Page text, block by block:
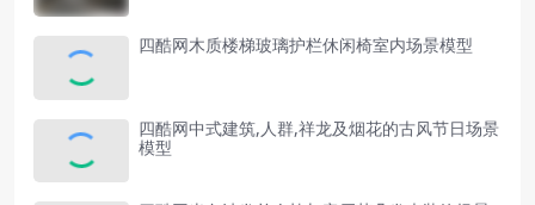
四酷网木质楼梯玻璃护栏休闲椅室内场景模型
四酷网中式建筑,人群,祥龙及烟花的古风节日场景
模型